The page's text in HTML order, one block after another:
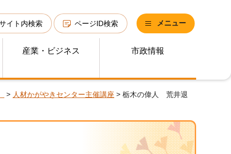
イト内検索 ページID検索 メニュー
産業・ビジネス 市政情報
> 人材かがやきセンター主催講座 > 栃木の偉人 荒井退